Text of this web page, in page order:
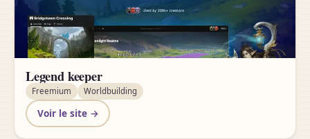
Legend keeper
Freemium Worldbuilding
Voir le site →